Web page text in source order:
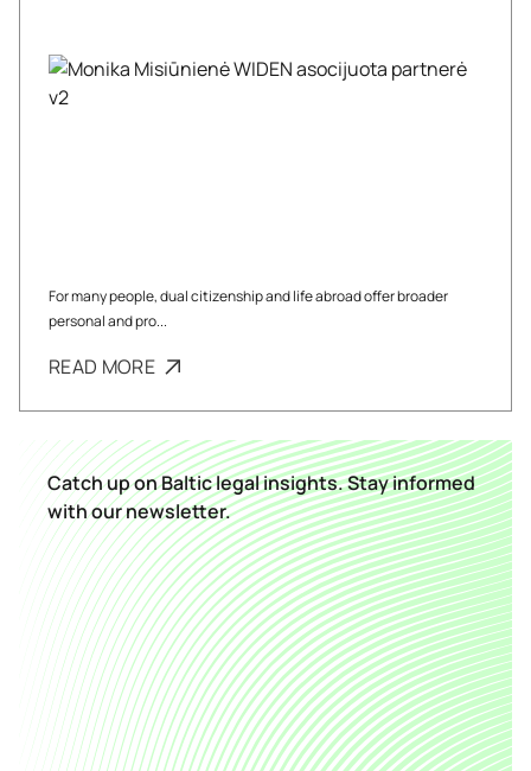
For many people, dual citizenship and life abroad offer broader
personal and pro...
READ MORE
Catch up on Baltic legal insights. Stay informed
with our newsletter.